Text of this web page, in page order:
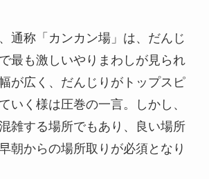
通称「カンカン場」は、だんじ
最も激しいやりまわしが見られ
が広く、だんじりがトップスピ
いく様は圧巻の一言。しかし、
雑する場所でもあり、良い場所
朝からの場所取りが必須となり